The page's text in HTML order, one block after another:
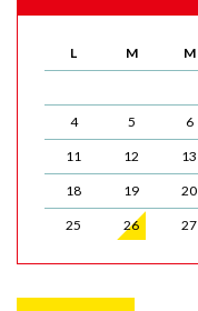
L M M
4 5 6
11 12 13
18 19 20
25 26 27